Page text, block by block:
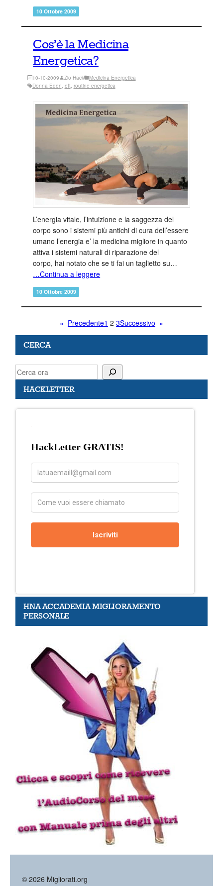
10 Ottobre 2009
Cos’è la Medicina
Energetica?
10-10-2009 Zio Hack
Medicina Energetica
Donna Eden eft, routine energetica
L’energia vitale, l’intuizione e la saggezza del
corpo sono i sistemi più antichi di cura dell’essere
umano l’energia e’ la medicina migliore in quanto
attiva i sistemi naturali di riparazione del
corpo, hai notato che se ti fai un taglietto su…
…Continua a leggere
10 Ottobre 2009
« Precedente1 2 3Successivo »
CERCA
S
e
r
c
HACKLETTER
HNA ACCADEMIA MIGLIORAMENTO
PERSONALE
© 2026 Migliorati.org